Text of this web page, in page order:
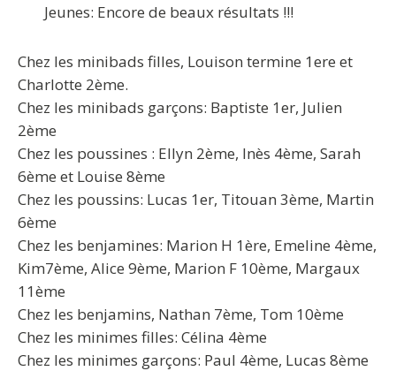
Jeunes: Encore de beaux résultats !!!
Chez les minibads filles, Louison termine 1ere et
Charlotte 2ème.
Chez les minibads garçons: Baptiste 1er, Julien
2ème
Chez les poussines : Ellyn 2ème, Inès 4ème, Sarah
6ème et Louise 8ème
Chez les poussins: Lucas 1er, Titouan 3ème, Martin
6ème
Chez les benjamines: Marion H 1ère, Emeline 4ème,
Kim7ème, Alice 9ème, Marion F 10ème, Margaux
11ème
Chez les benjamins, Nathan 7ème, Tom 10ème
Chez les minimes filles: Célina 4ème
Chez les minimes garçons: Paul 4ème, Lucas 8ème